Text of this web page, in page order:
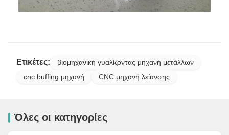
Ετικέτες:
βιομηχανική γυαλίζοντας μηχανή μετάλλων
cnc buffing μηχανή
CNC μηχανή λείανσης
Όλες οι κατηγορίες